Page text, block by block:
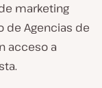
marketing
de Agencias de
acceso a